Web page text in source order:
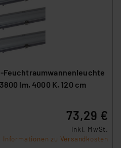
Feuchtraumwannenleuchte
lm, 4000 K, 120 cm
73,29 €
inkl. MwSt.
Informationen zu Versandkosten